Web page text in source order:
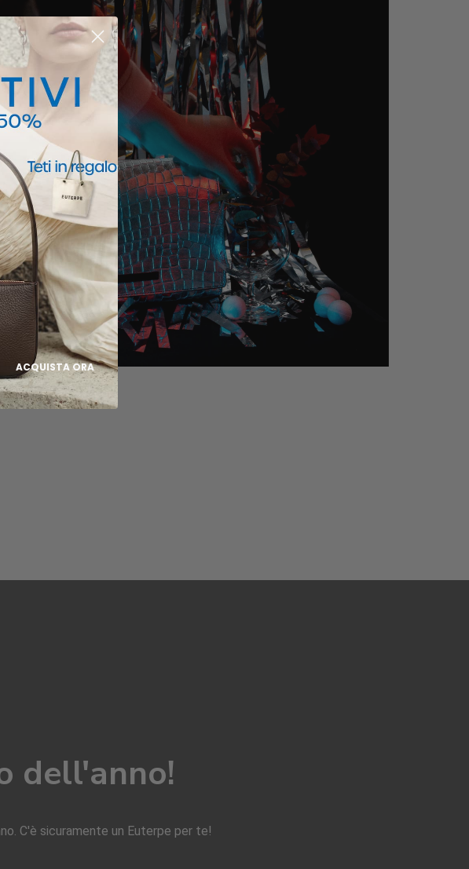
dell'anno!
C'è sicuramente un Euterpe per te!
ACQUISTA ORA